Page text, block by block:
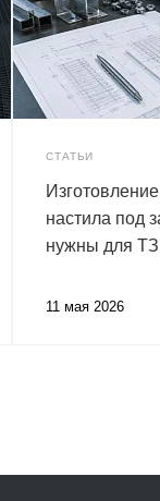
СТАТЬИ
настила под
нужны для ТЗ
11 мая 2026